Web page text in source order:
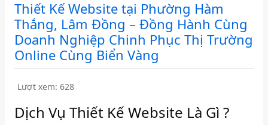
Thiết Kế Website tại Phường Hàm
Thắng, Lâm Đồng – Đồng Hành Cùng
Doanh Nghiệp Chinh Phục Thị Trường
Online Cùng Biển Vàng
Lượt xem: 628
Dịch Vụ Thiết Kế Website Là Gì ?